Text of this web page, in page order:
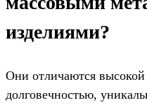
изделиями?
Они отличаются
долговечностью,